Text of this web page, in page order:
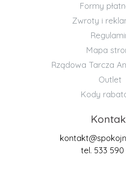
Formy
Zwroty i
Mapa
Rządowa Tarcza
Outlet
Kody
tel. 533 590